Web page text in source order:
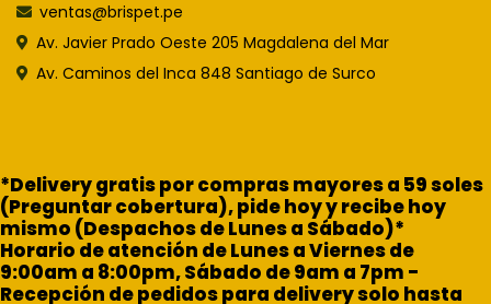
ventas@brispet.pe
Av. Javier Prado Oeste 205 Magdalena del Mar
Av. Caminos del Inca 848 Santiago de Surco
*Delivery gratis por compras mayores a 59 soles
(Preguntar cobertura), pide hoy y recibe hoy
mismo (Despachos de Lunes a Sábado)*
Horario de atención de Lunes a Viernes de
9:00am a 8:00pm, Sábado de 9am a 7pm -
Recepción de pedidos para delivery solo hasta